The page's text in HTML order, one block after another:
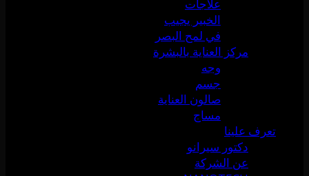
علاجات
الخبير يجيب
في لمح البصر
مركز العناية بالبشرة
وجه
جسم
صالون العناية
مساج
تعرف علينا
دكتور سيرانو
عن الشركة